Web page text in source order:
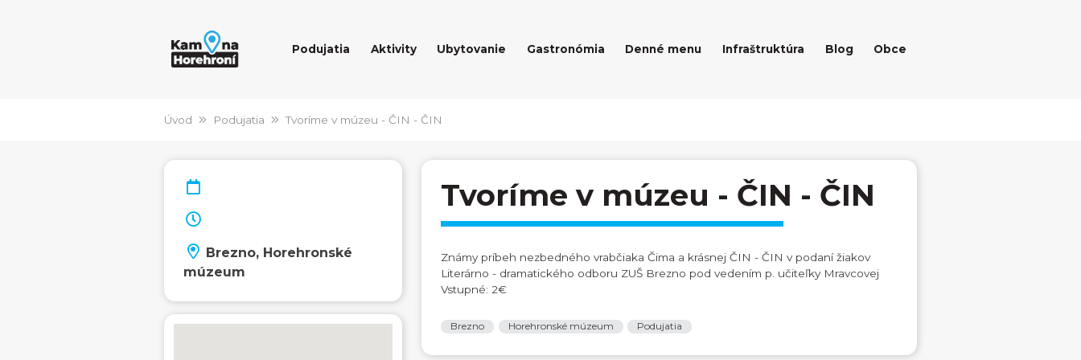
Podujatia Aktivity Ubytovanie Gastronómia Denné menu Infraštruktúra Blog Obce
Úvod Podujatia Tvoríme v múzeu - ČIN - ČIN
Brezno, Horehronské
múzeum
Tvoríme v múzeu - ČIN - ČIN
Známy príbeh nezbedného vrabčiaka Čima a krásnej ČIN - ČIN v podaní žiakov
Literárno - dramatického odboru ZUŠ Brezno pod vedením p. učiteľky Mravcovej
Vstupné: 2€
Brezno Horehronské múzeum Podujatia